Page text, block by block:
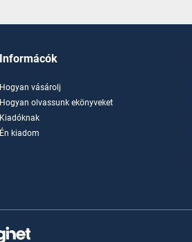
Informácók
Hogyan vásárolj
Hogyan olvassunk ekönyveket
Kiadóknak
Én kiadom